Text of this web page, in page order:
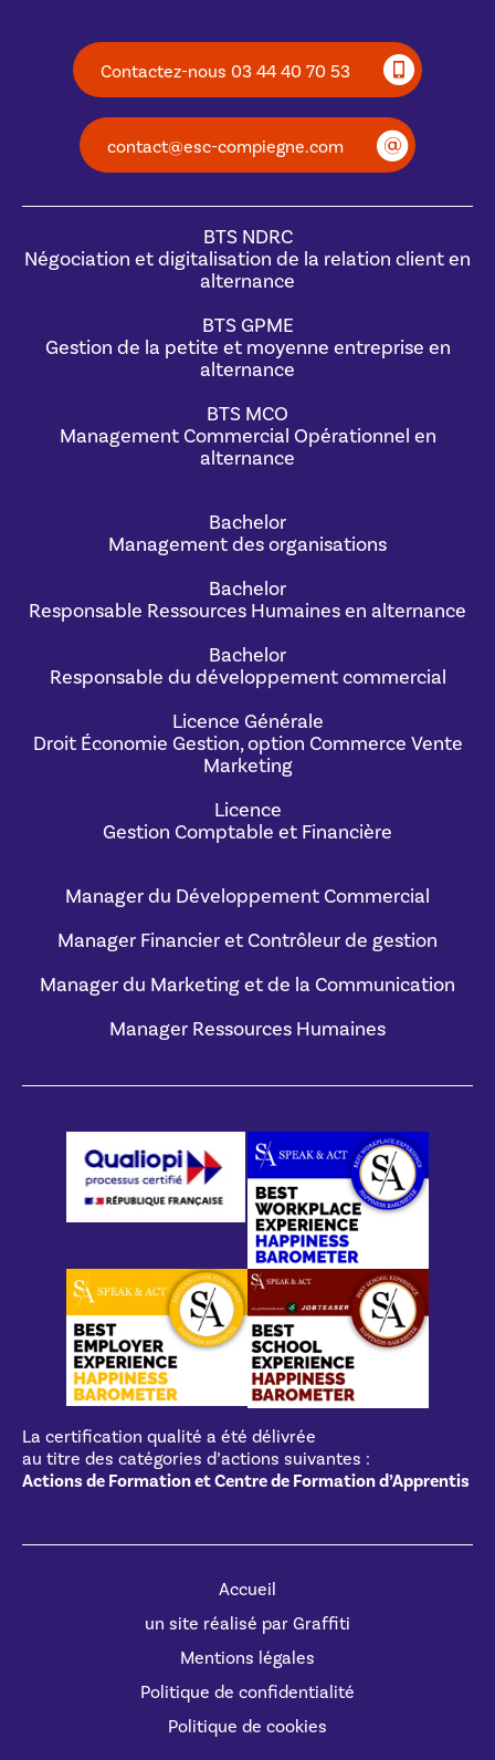
Contactez-nous 03 44 40 70 53
contact@esc-compiegne.com
BTS NDRC
Négociation et digitalisation de la relation client en
alternance
BTS GPME
Gestion de la petite et moyenne entreprise en
alternance
BTS MCO
Management Commercial Opérationnel en
alternance
Bachelor
Management des organisations
Bachelor
Responsable Ressources Humaines en alternance
Bachelor
Responsable du développement commercial
Licence Générale
Droit Économie Gestion, option Commerce Vente
Marketing
Licence
Gestion Comptable et Financière
Manager du Développement Commercial
Manager Financier et Contrôleur de gestion
Manager du Marketing et de la Communication
Manager Ressources Humaines
La certification qualité a été délivrée
au titre des catégories d’actions suivantes :
Actions de Formation et Centre de Formation d’Apprentis
Accueil
un site réalisé par Graffiti
Mentions légales
Politique de confidentialité
Politique de cookies